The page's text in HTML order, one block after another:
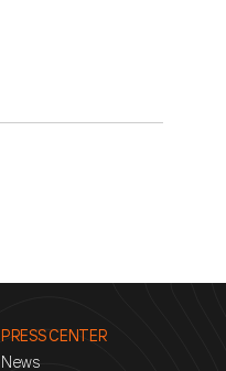
PRESS CENTER
News